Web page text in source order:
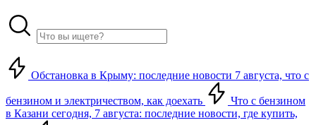
Обстановка в Крыму: последние новости 7 августа, что с
бензином и электричеством, как доехать
Что с бензином
в Казани сегодня, 7 августа: последние новости, где купить,